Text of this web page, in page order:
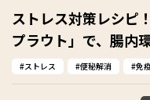
ストレス対策レシピ
プラウト」で、腸内
ストレス 便秘解消 免